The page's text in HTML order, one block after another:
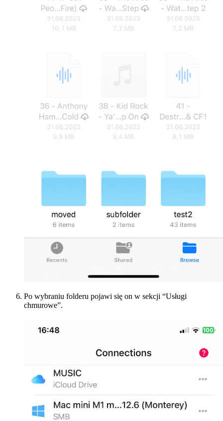
Po wybraniu folderu pojawi się on w sekcji “Usługi
chmurowe”.